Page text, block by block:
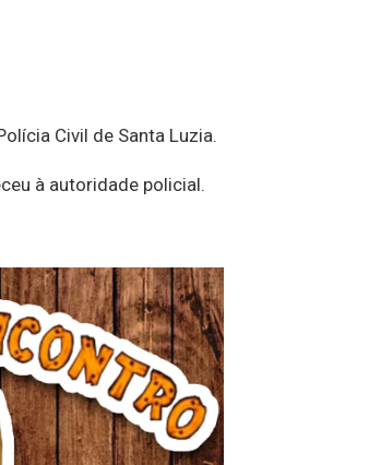
Civil de Santa Luzia.
à autoridade policial.